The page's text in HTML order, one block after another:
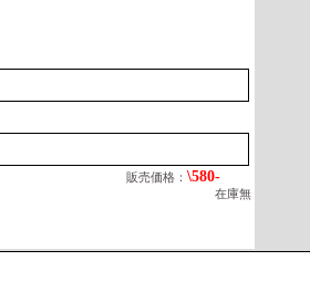
販売価格： \580-
在庫無